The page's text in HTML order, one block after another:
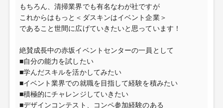
もちろん、清掃業界でも有名なわが社ですが
これからはもっと＜ダスキンはイベント企業＞
であること世間に広げていきたいと思っています！
絶賛成長中の赤坂イベントセンターの一員として
■自分の能力を試したい
■学んだスキルを活かしてみたい
■イベント業界での就職を目指して経験を積みたい
■積極的にチャレンジしていきたい
■デザインコンテスト、コンペ参加経験のある